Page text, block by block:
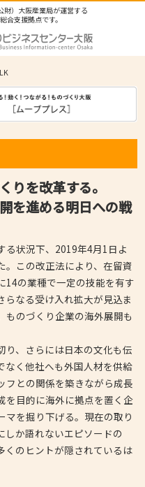
財）大阪産業局が運営する
合支援拠点です。
りを改革する。
を進める明日への戦
る状況下、2019年4月1日よ
。この改正法により、在留資
14の業種で一定の技能を有す
なる受け入れ拡大が見込ま
のづくり企業の海外展開も
り、さらには日本の文化も伝
なく他社へも外国人材を供給
フとの関係を築きながら成長
を目的に海外に拠点を置く企
マを掘り下げる。現在の取り
しか語れないエピソードの
くのヒントが隠されているは